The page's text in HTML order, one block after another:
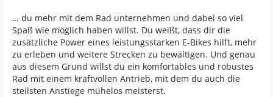
… du mehr mit dem Rad unternehmen und dabei so viel
Spaß wie möglich haben willst. Du weißt, dass dir die
zusätzliche Power eines leistungsstarken E-Bikes hilft, mehr
zu erleben und weitere Strecken zu bewältigen. Und genau
aus diesem Grund willst du ein komfortables und robustes
Rad mit einem kraftvollen Antrieb, mit dem du auch die
steilsten Anstiege mühelos meisterst.